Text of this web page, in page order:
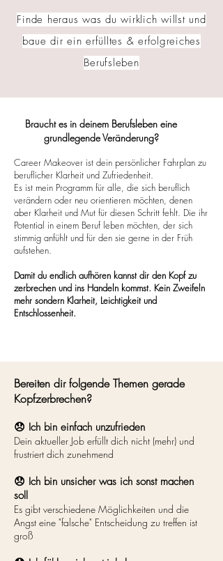
Finde heraus was du wirklich willst und
baue dir ein erfülltes & erfolgreiches
Berufsleben
Braucht es in deinem Berufsleben eine
grundlegende Veränderung?
Career Makeover ist dein persönlicher Fahrplan zu
beruflicher Klarheit und Zufriedenheit.
Es ist mein Programm für alle, die sich beruflich
verändern oder neu orientieren möchten, denen
aber Klarheit und Mut für diesen Schritt fehlt. Die ihr
Potential in einem Beruf leben möchten, der sich
stimmig anfühlt und für den sie gerne in der Früh
aufstehen.
Damit du endlich aufhören kannst dir den Kopf zu
zerbrechen und ins Handeln kommst. Kein Zweifeln
mehr sondern Klarheit, Leichtigkeit und
Entschlossenheit.
Bereiten dir folgende Themen gerade
Kopfzerbrechen?
😞 Ich bin einfach unzufrieden
Dein aktueller Job erfüllt dich nicht (mehr) und
frustriert dich zunehmend
😞 Ich bin unsicher was ich sonst machen
soll
Es gibt verschiedene Möglichkeiten und die
Angst eine "falsche" Entscheidung zu treffen ist
groß